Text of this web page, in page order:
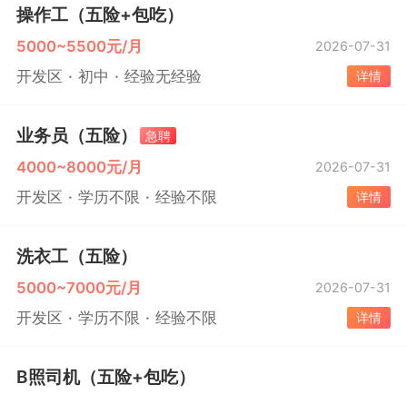
操作工（五险+包吃）
5000~5500元/月 2026-07-31
开发区 初中 经验无经验 详情
业务员（五险） 急聘
4000~8000元/月 2026-07-31
开发区 学历不限 经验不限 详情
洗衣工（五险）
5000~7000元/月 2026-07-31
开发区 学历不限 经验不限 详情
B照司机（五险+包吃）